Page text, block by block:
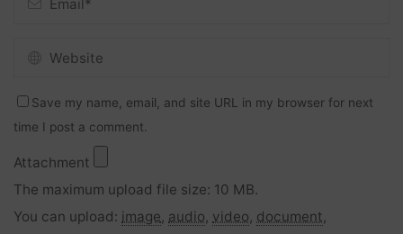
Save my name, email, and site URL in my browser for next
time I post a comment.
Attachment
The maximum upload file size: 10 MB.
You can upload: image, audio, video, document,